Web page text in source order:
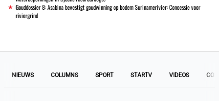
Gouddossier 8: Asabina bevestigt goudwinning op bodem Surinamerivier: Concessie voor
riviergrind
NIEUWS COLUMNS SPORT STARTV VIDEOS